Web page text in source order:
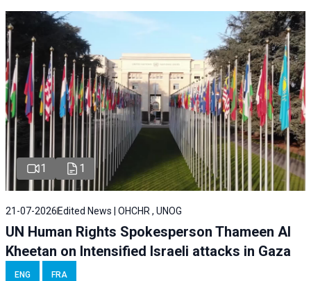
1 1
21-07-2026 Edited News | OHCHR , UNOG
UN Human Rights Spokesperson Thameen Al
Kheetan on Intensified Israeli attacks in Gaza
ENG FRA